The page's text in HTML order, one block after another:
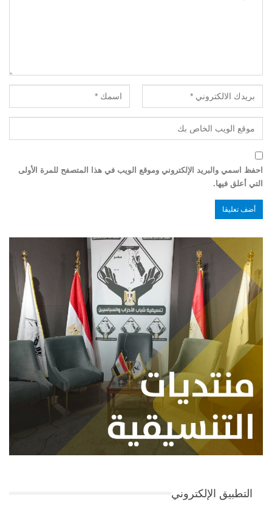
احفظ اسمي والبريد الإلكتروني وموقع الويب في هذا المتصفح للمرة الأولى
التي أعلق فيها.
التطبيق الإلكتروني